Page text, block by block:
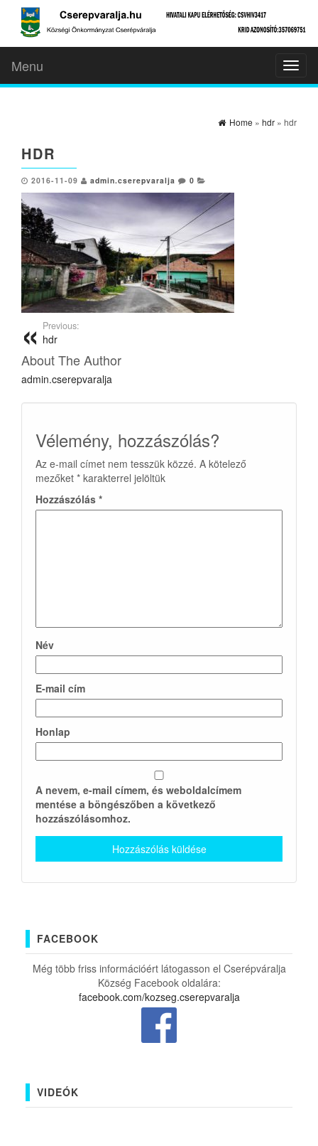
Menu
Home » hdr » hdr
HDR
2016-11-09 admin.cserepvaralja 0
Previous:
hdr
About The Author
admin.cserepvaralja
Vélemény, hozzászólás?
Az e-mail címet nem tesszük közzé. A kötelező
mezőket * karakterrel jelöltük
Hozzászólás *
Név
E-mail cím
Honlap
A nevem, e-mail címem, és weboldalcímem
mentése a böngészőben a következő
hozzászólásomhoz.
FACEBOOK
Még több friss információért látogasson el Cserépváralja
Község Facebook oldalára:
facebook.com/kozseg.cserepvaralja
VIDEÓK